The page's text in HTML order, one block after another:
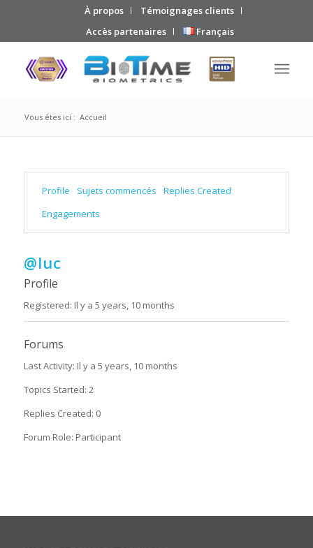
À propos
Témoignages clients
Accès partenaires
Français
Vous êtes ici : Accueil
Profile Sujets commencés
Replies Created
Engagements
@luc
Profile
Registered: Il y a 5 years, 10 months
Forums
Last Activity: Il y a 5 years, 10 months
Topics Started: 2
Replies Created: 0
Forum Role: Participant